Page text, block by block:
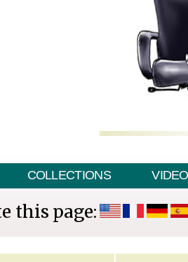
COLLECTIONS VIDEO
this page: